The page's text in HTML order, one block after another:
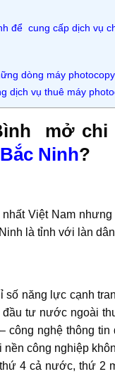
để cung cấp dịch vụ
dòng máy
dịch vụ thuê máy
mở
Ninh?
Việt Nam
là tỉnh với làn
số năng lực cạnh
tư nước ngoài
công nghệ thông
công nghiệp
4 cả nước, thứ 2